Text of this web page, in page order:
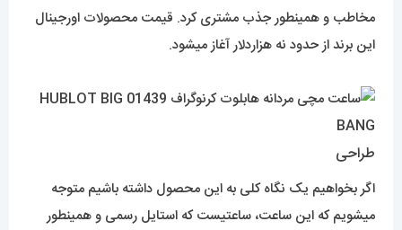
مخاطب و همینطور جذب مشتری کرد. قیمت محصولات اورجینال
این برند از حدود نه هزاردلار آغاز میشود.
طراحی
اگر بخواهیم یک نگاه کلی به این محصول داشته باشیم متوجه
میشویم که این ساعت، ساعتیست که استایل رسمی و همینطور